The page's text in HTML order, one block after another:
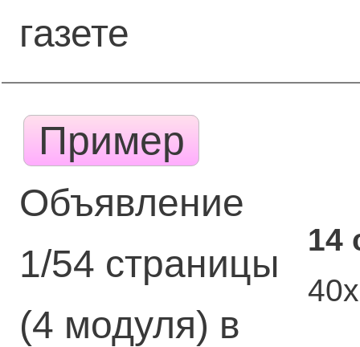
газете
Пример
Объявление
1/54 страницы
(4 модуля) в
14